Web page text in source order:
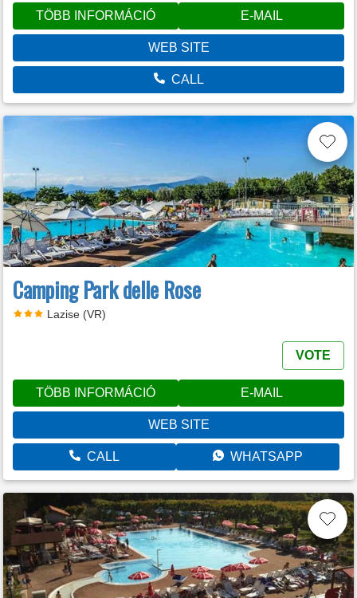
TÖBB INFORMÁCIÓ E-MAIL
WEB SITE
CALL
Camping Park delle Rose
Lazise (VR)
VOTE
TÖBB INFORMÁCIÓ E-MAIL
WEB SITE
CALL WHATSAPP